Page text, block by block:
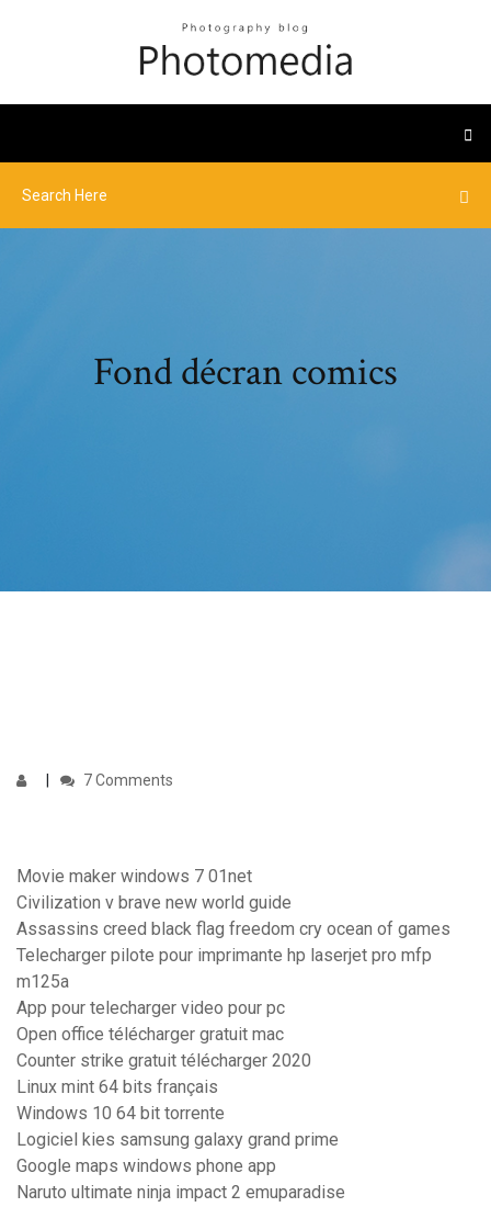
Fond décran comics
7 Comments
Movie maker windows 7 01net
Civilization v brave new world guide
Assassins creed black flag freedom cry ocean of games
Telecharger pilote pour imprimante hp laserjet pro mfp
m125a
App pour telecharger video pour pc
Open office télécharger gratuit mac
Counter strike gratuit télécharger 2020
Linux mint 64 bits français
Windows 10 64 bit torrente
Logiciel kies samsung galaxy grand prime
Google maps windows phone app
Naruto ultimate ninja impact 2 emuparadise